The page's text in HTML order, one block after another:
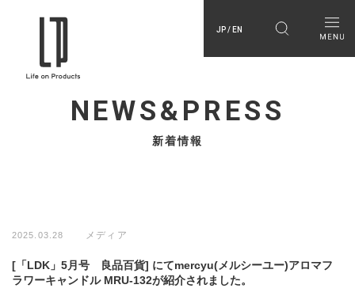
JP / EN
NEWS&PRESS
新着情報
2025.03.28 メディア
[「LDK」5月号 良品百貨] にてmercyu(メルシーユー)アロマフ
ラワーキャンドル MRU-132が紹介されました。